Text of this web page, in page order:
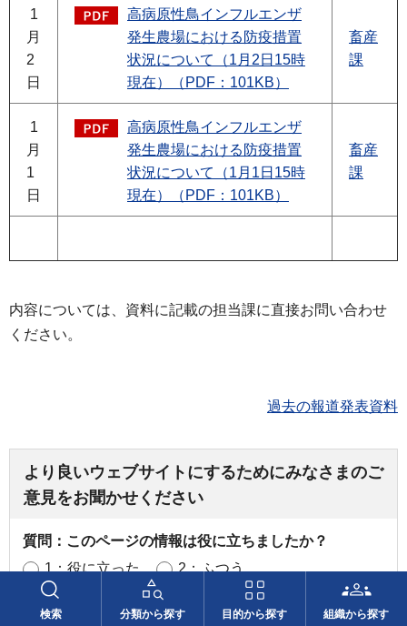
検索 分類から探す 目的から探す 組織から探す
1
月
2
日
高病原性鳥インフルエンザ
発生農場における防疫措置
状況について（1月2日15時
現在）（PDF：101KB）
畜産
課
1
月
1
日
高病原性鳥インフルエンザ
発生農場における防疫措置
状況について（1月1日15時
現在）（PDF：101KB）
畜産
課
内容については、資料に記載の担当課に直接お問い合わせ
ください。
過去の報道発表資料
より良いウェブサイトにするためにみなさまのご
意見をお聞かせください
質問：このページの情報は役に立ちましたか？
1：役に立った
2：ふつう
3：役に立たなかった